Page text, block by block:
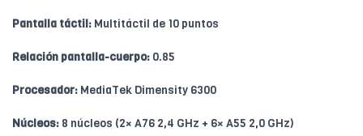
Pantalla táctil: Multitáctil de 10 puntos
Relación pantalla-cuerpo: 0.85
Procesador: MediaTek Dimensity 6300
Núcleos: 8 núcleos (2× A76 2,4 GHz + 6× A55 2,0 GHz)